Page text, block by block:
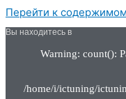
Перейти к
Вы находитесь в
Warning: count():
/home/i/ictuning/